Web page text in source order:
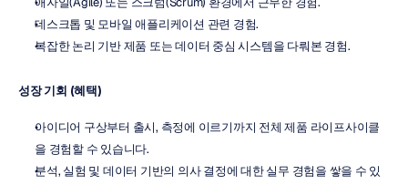
데스크톱 및 모바일 애플리케이션 관련 경험.
복잡한 논리 기반 제품 또는 데이터 중심 시스템을 다뤄본 경험.
성장 기회 (혜택)
아이디어 구상부터 출시, 측정에 이르기까지 전체 제품 라이프사이클
을 경험할 수 있습니다.
분석, 실험 및 데이터 기반의 의사 결정에 대한 실무 경험을 쌓을 수 있